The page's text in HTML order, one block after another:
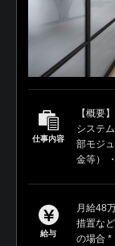
仕事内容
【概要
システ
部モジ
金等）
給与
月給48
措置な
の場合 *